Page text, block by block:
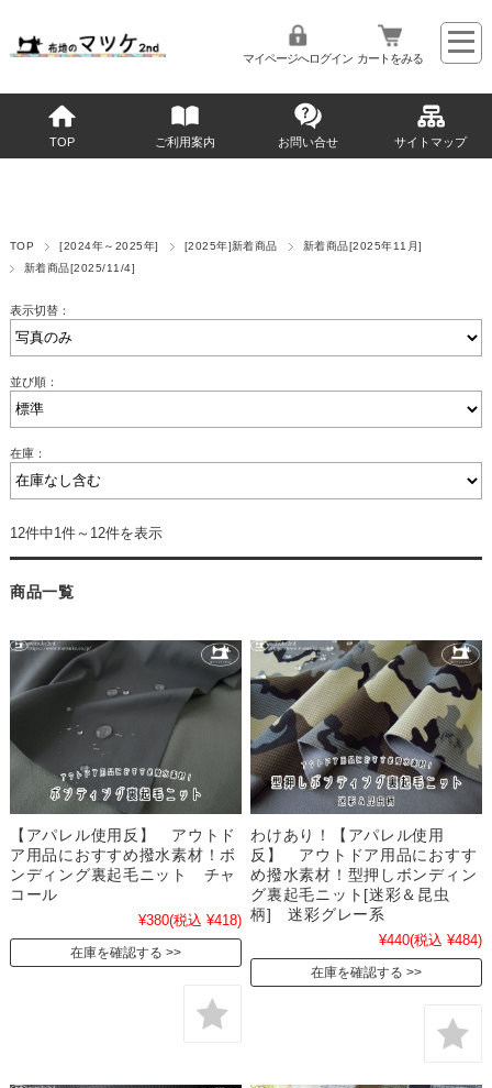
マイページへログイン カートをみる
TOP ご利用案内 お問い合せ サイトマップ
TOP [2024年～2025年] [2025年]新着商品
新着商品[2025年11月]
新着商品[2025/11/4]
表示切替：
並び順：
在庫：
12件中1件～12件を表示
商品一覧
【アパレル使用反】 アウトド
ア用品におすすめ撥水素材！ボ
ンディング裏起毛ニット チャ
コール
¥380(税込 ¥418)
在庫を確認する
わけあり！【アパレル使用
反】 アウトドア用品におすす
め撥水素材！型押しボンディン
グ裏起毛ニット[迷彩＆昆虫
柄] 迷彩グレー系
¥440(税込 ¥484)
在庫を確認する